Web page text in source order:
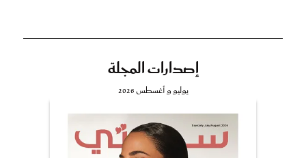
إصدارات المجلة
يوليو و أغسطس 2026